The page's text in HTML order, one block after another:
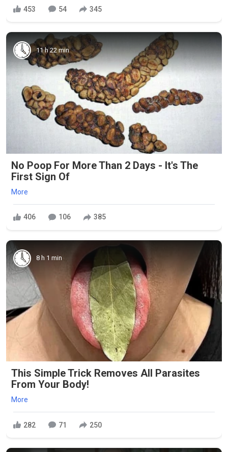
453 54 345
11 h 22 min
No Poop For More Than 2 Days - It's The
First Sign Of
More
406 106 385
8 h 1 min
This Simple Trick Removes All Parasites
From Your Body!
More
282 71 250